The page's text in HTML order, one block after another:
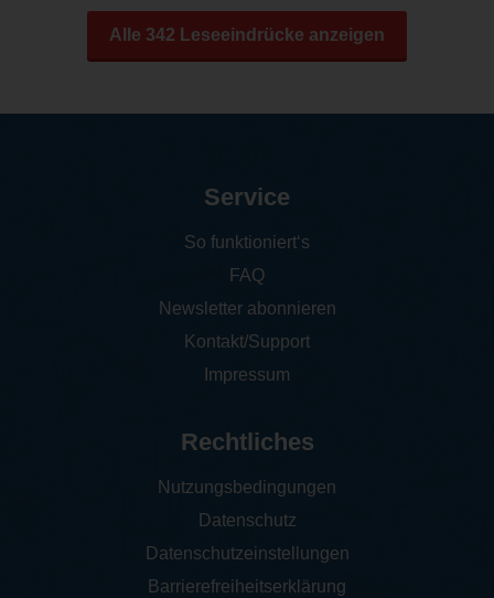
Alle 342 Leseeindrücke anzeigen
Service
So funktioniert‘s
FAQ
Newsletter abonnieren
Kontakt/Support
Impressum
Rechtliches
Nutzungsbedingungen
Datenschutz
Datenschutzeinstellungen
Barrierefreiheitserklärung